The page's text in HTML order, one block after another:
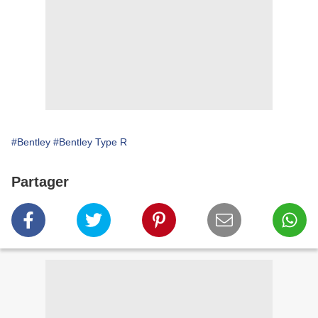
#Bentley #Bentley Type R
Partager